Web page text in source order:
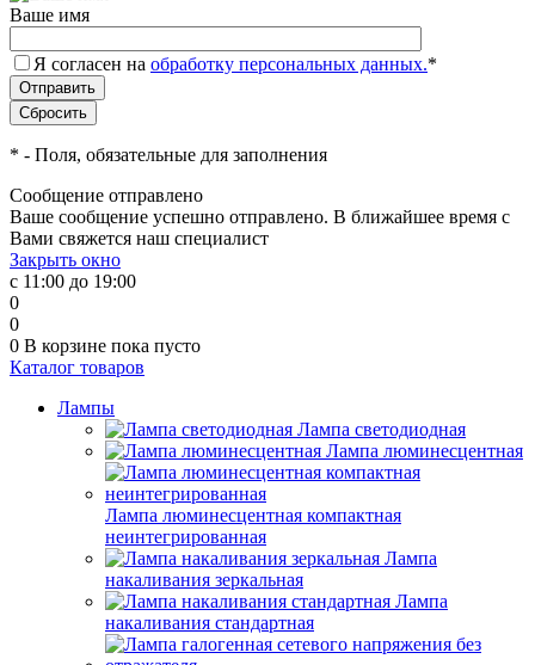
Ваше имя
Я согласен на обработку персональных данных.*
* - Поля, обязательные для заполнения
Сообщение отправлено
Ваше сообщение успешно отправлено. В ближайшее время с
Вами свяжется наш специалист
Закрыть окно
с 11:00 до 19:00
0
0
0 В корзине пока пусто
Каталог товаров
Лампы
Лампа светодиодная
Лампа люминесцентная
Лампа люминесцентная компактная
неинтегрированная
Лампа
накаливания зеркальная
Лампа
накаливания стандартная